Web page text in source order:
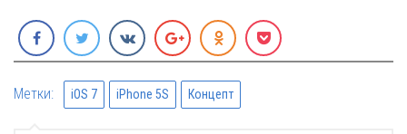
Метки: iOS 7 iPhone 5S Концепт